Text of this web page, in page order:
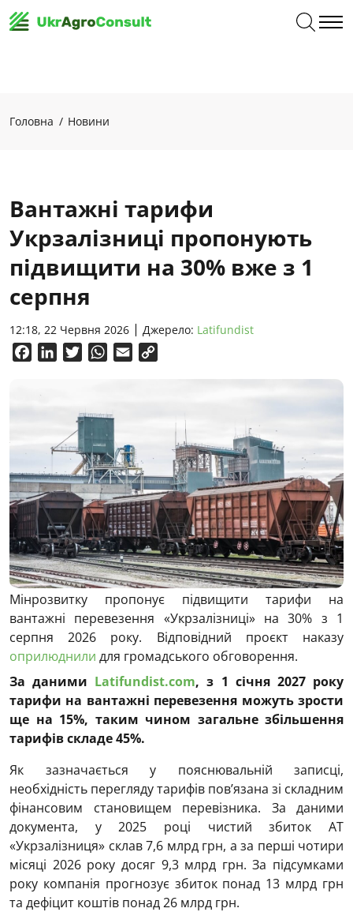
Головна Новини
Вантажні тарифи
Укрзалізниці пропонують
підвищити на 30% вже з 1
серпня
12:18, 22 Червня 2026 Джерело: Latifundist
FacebookLinkedInTwitterWhatsApp
Email
Мінрозвитку пропонує підвищити тарифи на
вантажні перевезення «Укрзалізниці» на 30% з 1
серпня 2026 року. Відповідний проєкт наказу
оприлюднили для громадського обговорення.
За даними Latifundist.com, з 1 січня 2027 року
тарифи на вантажні перевезення можуть зрости
ще на 15%, таким чином загальне збільшення
тарифів складе 45%.
Як зазначається у пояснювальній записці,
необхідність перегляду тарифів пов’язана зі складним
фінансовим становищем перевізника. За даними
документа, у 2025 році чистий збиток АТ
«Укрзалізниця» склав 7,6 млрд грн, а за перші чотири
місяці 2026 року досяг 9,3 млрд грн. За підсумками
року компанія прогнозує збиток понад 13 млрд грн
та дефіцит коштів понад 26 млрд грн.